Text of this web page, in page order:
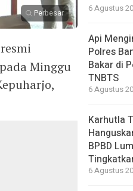
Perbesar
Minggu
6 Agustus
Api
Polres
Bakar di
TNBTS
6 Agustus
Karhutla
BPBD
6 Agustus